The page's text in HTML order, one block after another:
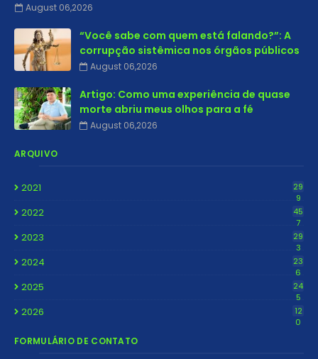
August 06,2026
“Você sabe com quem está falando?”: A
corrupção sistêmica nos órgãos públicos
August 06,2026
Artigo: Como uma experiência de quase
morte abriu meus olhos para a fé
August 06,2026
ARQUIVO
2021
29
9
2022
45
7
2023
29
3
2024
23
6
2025
24
5
2026
12
0
FORMULÁRIO DE CONTATO